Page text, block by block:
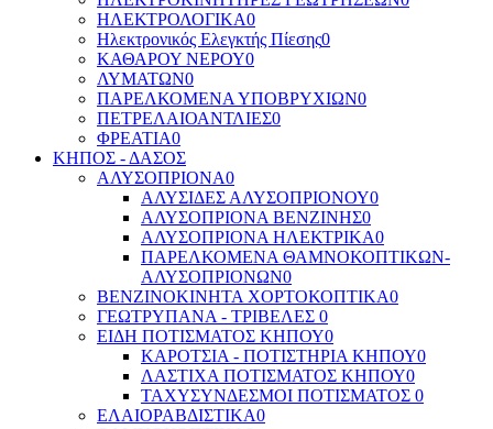
ΗΛΕΚΤΡΟΛΟΓΙΚΑ0
Ηλεκτρονικός Ελεγκτής Πίεσης0
ΚΑΘΑΡΟΥ ΝΕΡΟΥ0
ΛΥΜΑΤΩΝ0
ΠΑΡΕΛΚΟΜΕΝΑ ΥΠΟΒΡΥΧΙΩΝ0
ΠΕΤΡΕΛΑΙΟΑΝΤΛΙΕΣ0
ΦΡΕΑΤΙΑ0
ΚΗΠΟΣ - ΔΑΣΟΣ
ΑΛΥΣΟΠΡΙΟΝΑ0
ΑΛΥΣΙΔΕΣ ΑΛΥΣΟΠΡΙΟΝΟΥ0
ΑΛΥΣΟΠΡΙΟΝΑ ΒΕΝΖΙΝΗΣ0
ΑΛΥΣΟΠΡΙΟΝΑ ΗΛΕΚΤΡΙΚΑ0
ΠΑΡΕΛΚΟΜΕΝΑ ΘΑΜΝOΚΟΠΤΙΚΩΝ-
ΑΛΥΣΟΠΡΙΟΝΩΝ0
ΒΕΝΖΙΝΟΚΙΝΗΤΑ ΧΟΡΤΟΚΟΠΤΙΚΑ0
ΓΕΩΤΡΥΠΑΝΑ - ΤΡΙΒΕΛΕΣ 0
ΕΙΔΗ ΠΟΤΙΣΜΑΤΟΣ ΚΗΠΟΥ0
ΚΑΡΟΤΣΙΑ - ΠΟΤΙΣΤΗΡΙΑ ΚΗΠΟΥ0
ΛΑΣΤΙΧΑ ΠΟΤΙΣΜΑΤΟΣ ΚΗΠΟΥ0
ΤΑΧΥΣΥΝΔΕΣΜΟΙ ΠΟΤΙΣΜΑΤΟΣ 0
ΕΛΑΙΟΡΑΒΔΙΣΤΙΚΑ0